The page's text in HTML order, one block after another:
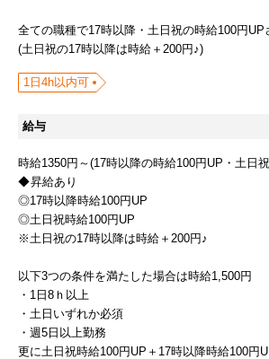
全ての職種で17時以降・土日祝の時給100円UP
1日4h以内可
給与
時給1350円～(17時以降の時給100円UP・土日
昇給あり
◎17時以降時給100円UP
◎土日祝時給100円UP
※土日祝の17時以降は時給＋200円♪
以下3つの条件を満たした場合は時給1,500円
・1日8ｈ以上
・土日いずれか必須
・週5日以上勤務
更に土日祝時給100円UP＋17時以降時給100円